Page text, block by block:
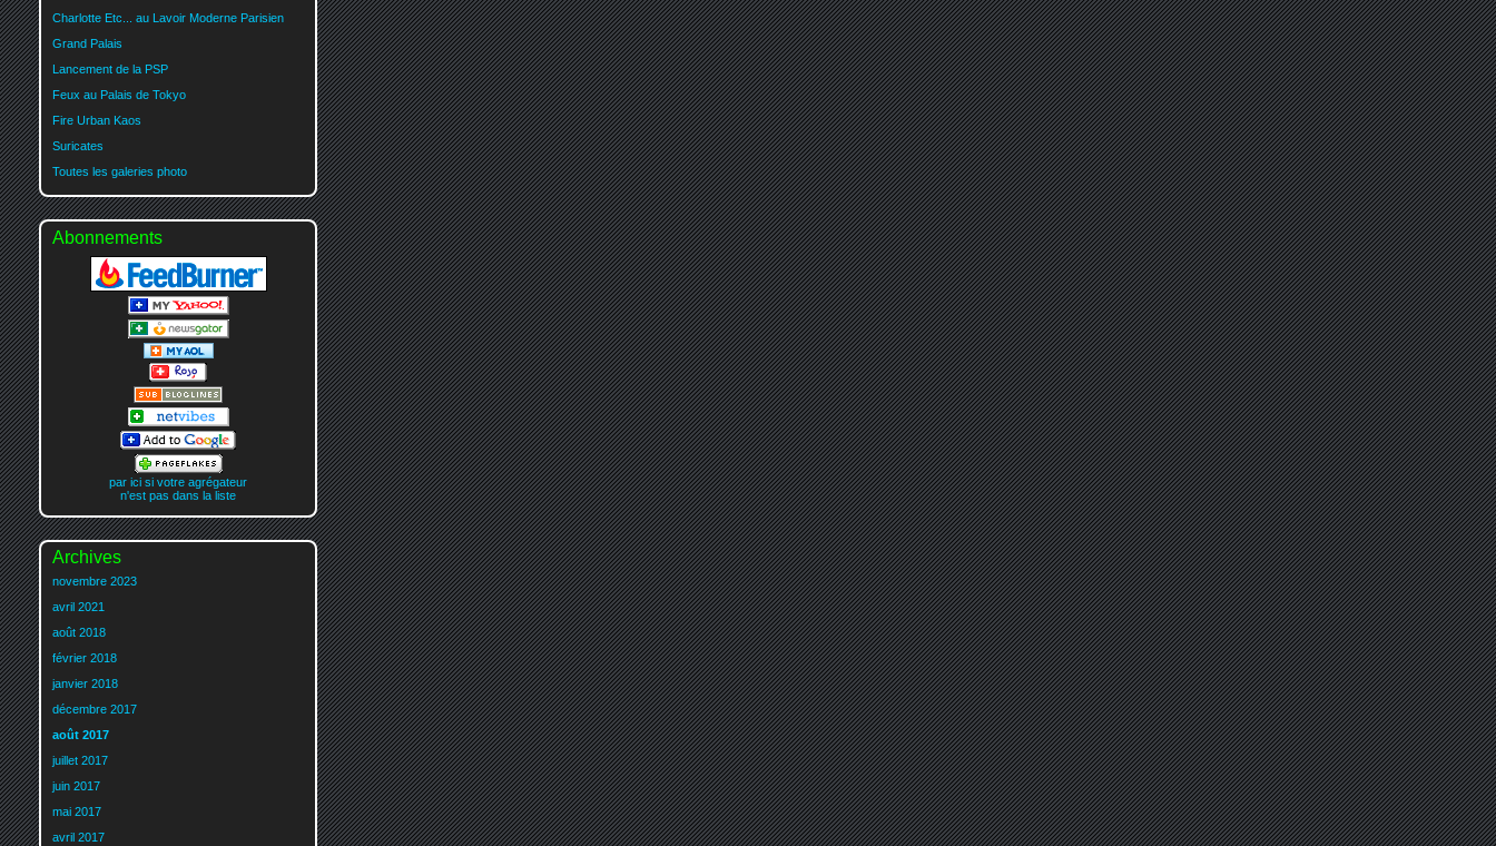
Charlotte Etc... au Lavoir Moderne Parisien
Grand Palais
Lancement de la PSP
Feux au Palais de Tokyo
Fire Urban Kaos
Suricates
Toutes les galeries photo
Abonnements
par ici si votre agrégateur
n'est pas dans la liste
Archives
novembre 2023
avril 2021
août 2018
février 2018
janvier 2018
décembre 2017
août 2017
juillet 2017
juin 2017
mai 2017
avril 2017